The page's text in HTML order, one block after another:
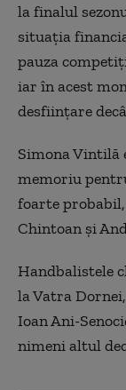
la finalul
situaţia
pauza
iar în acest
desfiinţare
Simona Vintilă
memoriu
foarte
Chintoan şi
Handbalistele
la Vatra
Ioan Ani-
nimeni altul